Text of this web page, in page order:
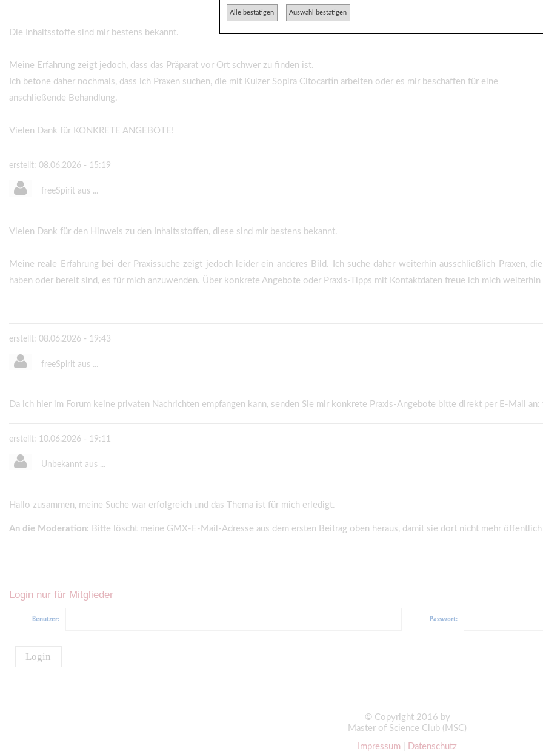
Die Inhaltsstoffe sind mir bestens bekannt.
Meine Erfahrung zeigt jedoch, dass das Präparat vor Ort schwer zu finden ist.
Ich betone daher nochmals, dass ich Praxen suchen, die mit Kulzer Sopira Citocartin arbeiten oder es mir beschaffen für eine
anschließende Behandlung.
Vielen Dank für KONKRETE ANGEBOTE!
erstellt: 08.06.2026 - 15:19
freeSpirit aus ...
Vielen Dank für den Hinweis zu den Inhaltsstoffen, diese sind mir bestens bekannt.
Meine reale Erfahrung bei der Praxissuche zeigt jedoch leider ein anderes Bild. Ich suche daher weiterhin ausschließlich Praxen,
haben oder bereit sind, es für mich anzuwenden. Über konkrete Angebote oder Praxis-Tipps mit Kontaktdaten freue ich mich weiterhin
erstellt: 08.06.2026 - 19:43
freeSpirit aus ...
Da ich hier im Forum keine privaten Nachrichten empfangen kann, senden Sie mir konkrete Praxis-Angebote bitte direkt per E-Mail an:
erstellt: 10.06.2026 - 19:11
Unbekannt aus ...
Hallo zusammen, meine Suche war erfolgreich und das Thema ist für mich erledigt.
An die Moderation: Bitte löscht meine GMX-E-Mail-Adresse aus dem ersten Beitrag oben heraus, damit sie dort nicht mehr
Login nur für Mitglieder
Benutzer: Passwort:
Login
© Copyright 2016 by
Master of Science Club (MSC)
Impressum
Datenschutz
Alle bestätigen Auswahl bestätigen